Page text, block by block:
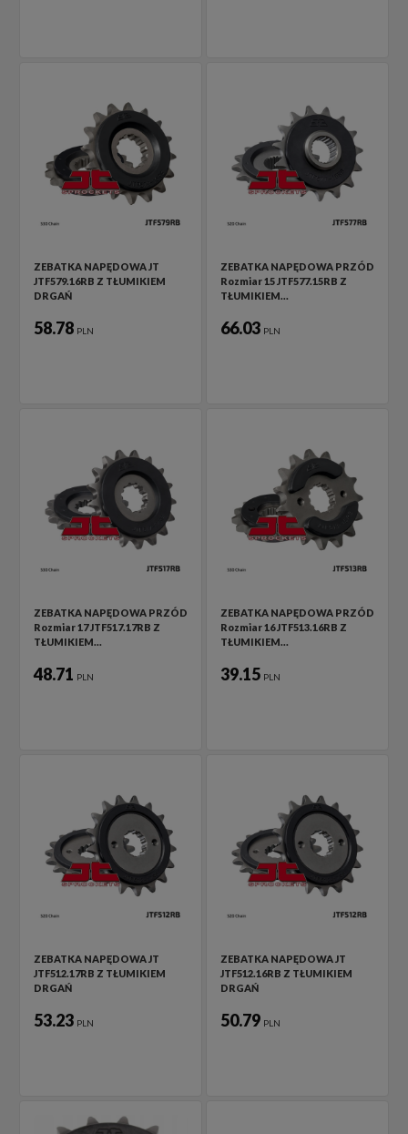
ZEBATKA NAPĘDOWA JT
JTF579.16RB Z TŁUMIKIEM
DRGAŃ
58.78 PLN
ZEBATKA NAPĘDOWA PRZÓD
Rozmiar 15 JTF577.15RB Z
TŁUMIKIEM…
66.03 PLN
ZEBATKA NAPĘDOWA PRZÓD
Rozmiar 17 JTF517.17RB Z
TŁUMIKIEM…
48.71 PLN
ZEBATKA NAPĘDOWA PRZÓD
Rozmiar 16 JTF513.16RB Z
TŁUMIKIEM…
39.15 PLN
ZEBATKA NAPĘDOWA JT
JTF512.17RB Z TŁUMIKIEM
DRGAŃ
53.23 PLN
ZEBATKA NAPĘDOWA JT
JTF512.16RB Z TŁUMIKIEM
DRGAŃ
50.79 PLN